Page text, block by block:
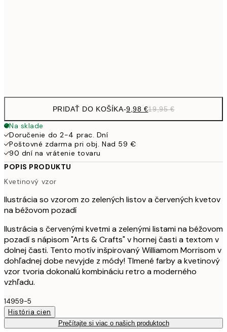
PRIDAŤ DO KOŠÍKA-9,98 €19,95 €
Na sklade
Doručenie do 2-4 prac. Dní
Poštovné zdarma pri obj. Nad 59 €
90 dní na vrátenie tovaru
POPIS PRODUKTU
Kvetinový vzor
Ilustrácia so vzorom zo zelených listov a červených kvetov
na béžovom pozadí
Ilustrácia s červenými kvetmi a zelenými listami na béžovom
pozadí s nápisom "Arts & Crafts" v hornej časti a textom v
dolnej časti. Tento motív inšpirovaný Williamom Morrisom v
dohľadnej dobe nevyjde z módy! Tlmené farby a kvetinový
vzor tvoria dokonalú kombináciu retro a moderného
vzhľadu.
14959-5
História cien
Prečítajte si viac o našich produktoch